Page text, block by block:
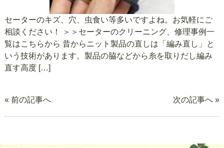
セーターのキズ、穴、虫食い等多いですよね。お気軽にご
相談ください！ ＞＞セーターのクリーニング、修理事例一
覧はこちらから 昔からニット製品の直しは「編み直し」と
いう技術があります。製品の脇などから糸を取りだし編み
直す高度 […]
« 前の記事へ 次の記事へ »